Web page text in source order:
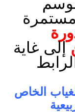
الجامعي 2025-2026 مستمرة
إلى غاية
الخاص